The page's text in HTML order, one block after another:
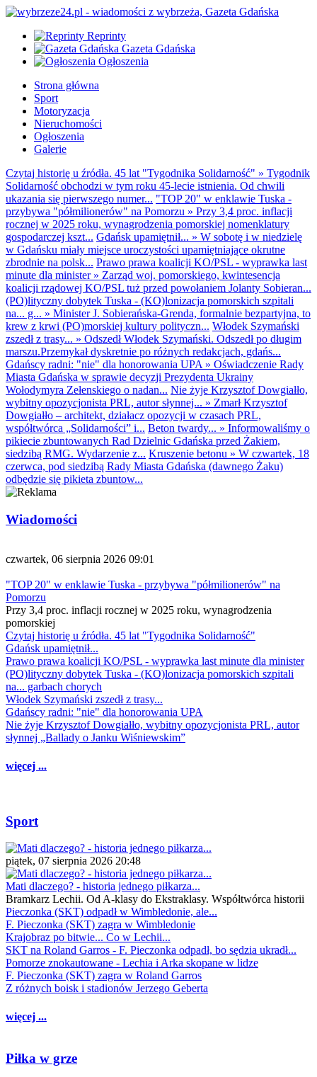
Reprinty
Gazeta Gdańska
Ogłoszenia
Strona główna
Sport
Motoryzacja
Nieruchomości
Ogłoszenia
Galerie
Czytaj historię u źródła. 45 lat "Tygodnika Solidarność" » Tygodnik
Solidarność obchodzi w tym roku 45-lecie istnienia. Od chwili
ukazania się pierwszego numer... "TOP 20" w enklawie Tuska -
przybywa "półmilionerów" na Pomorzu » Przy 3,4 proc. inflacji
rocznej w 2025 roku, wynagrodzenia pomorskiej nomenklatury
gospodarczej kszt... Gdańsk upamiętnił... » W sobotę i w niedzielę
w Gdańsku miały miejsce uroczystości upamiętniające okrutne
zbrodnie na polsk... Prawo prawa koalicji KO/PSL - wyprawka last
minute dla minister» Zarząd woj. pomorskiego, kwintesencja
koalicji rządowej KO/PSL tuż przed powołaniem Jolanty Sobieran...
(PO)lityczny dobytek Tuska - (KO)lonizacja pomorskich szpitali
na... g... » Minister J. Sobierańska-Grenda, formalnie bezpartyjna, to
krew z krwi (PO)morskiej kultury polityczn... Włodek Szymański
zszedł z trasy... » Odszedł Włodek Szymański. Odszedł po długim
marszu.Przemykał dyskretnie po różnych redakcjach, gdańs...
Gdańscy radni: "nie" dla honorowania UPA » Oświadczenie Rady
Miasta Gdańska w sprawie decyzji Prezydenta Ukrainy
Wołodymyra Zełenskiego o nadan... Nie żyje Krzysztof Dowgiałło,
wybitny opozycjonista PRL, autor słynnej... » Zmarł Krzysztof
Dowgiałło – architekt, działacz opozycji w czasach PRL,
współtwórca „Solidarności” i... Beton twardy... » Informowaliśmy o
pikiecie zbuntowanych Rad Dzielnic Gdańska przed Żakiem,
siedzibą RMG. Wydarzenie z... Kruszenie betonu » W czwartek, 18
czerwca, pod siedzibą Rady Miasta Gdańska (dawnego Żaku)
odbędzie się pikieta zbuntow...
Wiadomości
czwartek, 06 sierpnia 2026 09:01
"TOP 20" w enklawie Tuska - przybywa "półmilionerów" na
Pomorzu
Przy 3,4 proc. inflacji rocznej w 2025 roku, wynagrodzenia
pomorskiej
Czytaj historię u źródła. 45 lat "Tygodnika Solidarność"
Gdańsk upamiętnił...
Prawo prawa koalicji KO/PSL - wyprawka last minute dla minister
(PO)lityczny dobytek Tuska - (KO)lonizacja pomorskich szpitali
na... garbach chorych
Włodek Szymański zszedł z trasy...
Gdańscy radni: "nie" dla honorowania UPA
Nie żyje Krzysztof Dowgiałło, wybitny opozycjonista PRL, autor
słynnej „Ballady o Janku Wiśniewskim”
więcej ...
Sport
piątek, 07 sierpnia 2026 20:48
Mati dlaczego? - historia jednego piłkarza...
Bramkarz Lechii. Od A-klasy do Ekstraklasy. Współtwórca historii
Pieczonka (SKT) odpadł w Wimbledonie, ale...
F. Pieczonka (SKT) zagra w Wimbledonie
Krajobraz po bitwie... Co w Lechii...
SKT na Roland Garros - F. Pieczonka odpadł, bo sędzia ukradł...
Pomorze znokautowane - Lechia i Arka skopane w lidze
F. Pieczonka (SKT) zagra w Roland Garros
Z różnych boisk i stadionów Jerzego Geberta
więcej ...
Piłka w grze